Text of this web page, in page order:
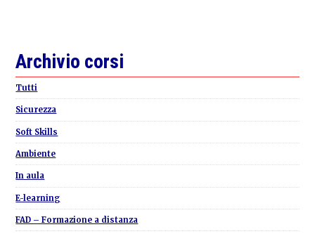
Primary
Sidebar
Archivio corsi
Tutti
Sicurezza
Soft Skills
Ambiente
In aula
E-learning
FAD – Formazione a distanza